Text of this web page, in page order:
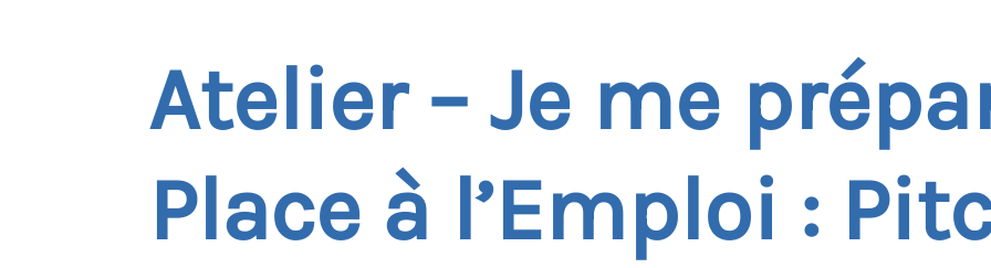
Atelier – Je me
Place à l’Emploi :